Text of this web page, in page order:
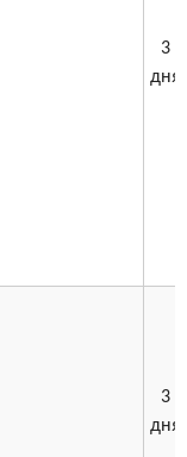
3
дня
3
дня